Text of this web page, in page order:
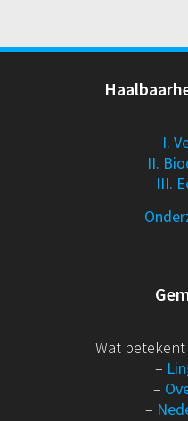
I.
II.
III.
Wat
–
–
–